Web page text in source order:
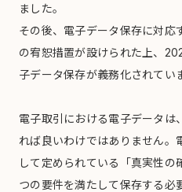
ました。
その後、電子データ保存に対応
の宥恕措置が設けられた上、
子データ保存が義務化されてい
電子取引における電子データは
れば良いわけではありません。
して定められている「真実性
つの要件を満たして保存する必